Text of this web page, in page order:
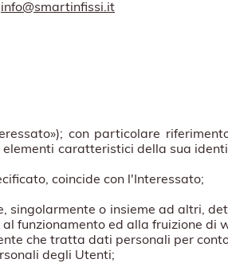
info@smartinfissi.it
con particolare
caratteristici della sua
coincide con l'Interessato;
singolarmente o insieme ad altri,
funzionamento ed alla fruizione di
che tratta dati personali per
degli Utenti;